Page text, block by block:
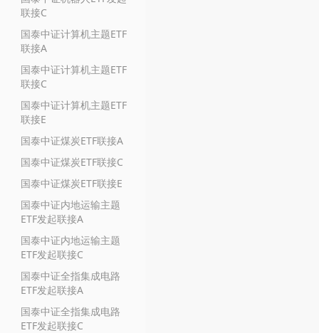
联接C
国泰中证计算机主题ETF
联接A
国泰中证计算机主题ETF
联接C
国泰中证计算机主题ETF
联接E
国泰中证煤炭ETF联接A
国泰中证煤炭ETF联接C
国泰中证煤炭ETF联接E
国泰中证内地运输主题
ETF发起联接A
国泰中证内地运输主题
ETF发起联接C
国泰中证全指集成电路
ETF发起联接A
国泰中证全指集成电路
ETF发起联接C